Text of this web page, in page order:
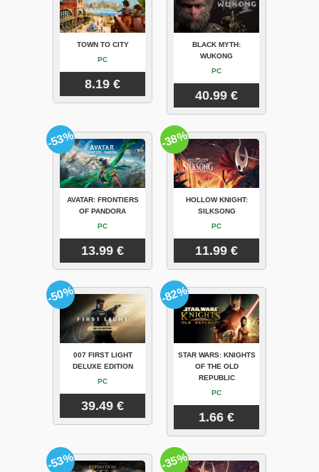
TOWN TO CITY
PC
8.19 €
BLACK MYTH:
WUKONG
PC
40.99 €
AVATAR: FRONTIERS
OF PANDORA
PC
13.99 €
-53%
HOLLOW KNIGHT:
SILKSONG
PC
11.99 €
-38%
007 FIRST LIGHT
DELUXE EDITION
PC
39.49 €
-50%
STAR WARS: KNIGHTS
OF THE OLD
REPUBLIC
PC
1.66 €
-82%
-53% -35%